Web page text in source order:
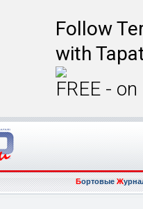
Follow
with
FREE -
БортовыеЖ